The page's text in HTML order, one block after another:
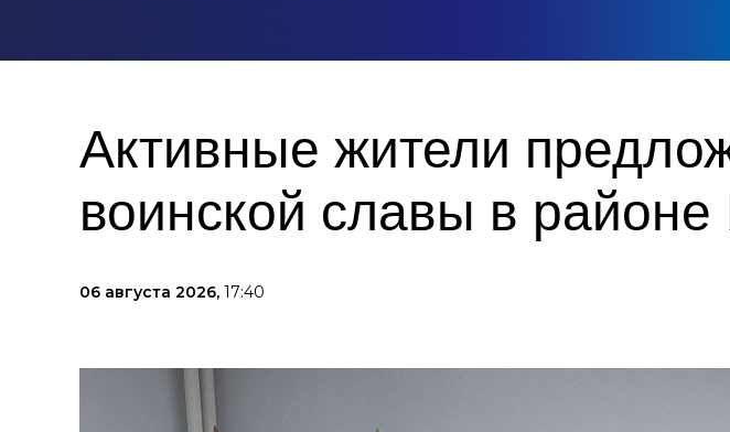
Активные жители
воинской славы в
06 августа 2026, 17:40